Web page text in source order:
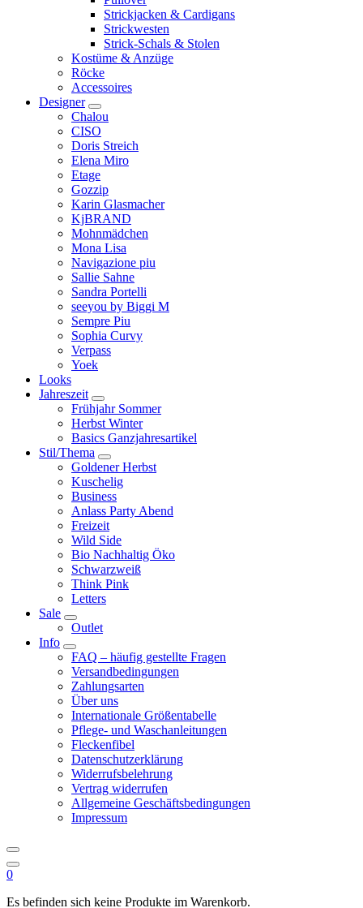
Strickjacken & Cardigans
Strickwesten
Strick-Schals & Stolen
Kostüme & Anzüge
Röcke
Accessoires
Designer
Chalou
CISO
Doris Streich
Elena Miro
Etage
Gozzip
Karin Glasmacher
KjBRAND
Mohnmädchen
Mona Lisa
Navigazione piu
Sallie Sahne
Sandra Portelli
seeyou by Biggi M
Sempre Piu
Sophia Curvy
Verpass
Yoek
Looks
Jahreszeit
Frühjahr Sommer
Herbst Winter
Basics Ganzjahresartikel
Stil/Thema
Goldener Herbst
Kuschelig
Business
Anlass Party Abend
Freizeit
Wild Side
Bio Nachhaltig Öko
Schwarzweiß
Think Pink
Letters
Sale
Outlet
Info
FAQ – häufig gestellte Fragen
Versandbedingungen
Zahlungsarten
Über uns
Internationale Größentabelle
Pflege- und Waschanleitungen
Fleckenfibel
Datenschutzerklärung
Widerrufsbelehrung
Vertrag widerrufen
Allgemeine Geschäftsbedingungen
Impressum
0
Es befinden sich keine Produkte im Warenkorb.